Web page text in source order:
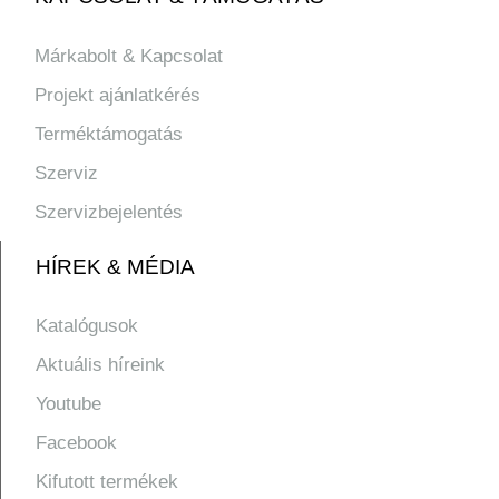
Márkabolt & Kapcsolat
Projekt ajánlatkérés
Terméktámogatás
Szerviz
Szervizbejelentés
HÍREK & MÉDIA
Katalógusok
Aktuális híreink
Youtube
Facebook
Kifutott termékek